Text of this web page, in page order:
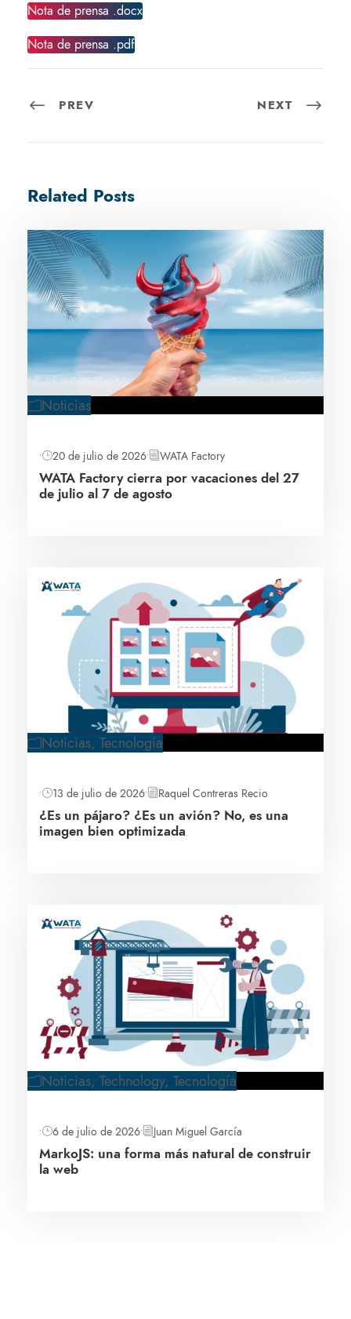
Nota de prensa .docx
Nota de prensa .pdf
PREV NEXT
Related Posts
Noticias
• 20 de julio de 2026• WATA Factory
WATA Factory cierra por vacaciones del 27
de julio al 7 de agosto
Noticias, Tecnología
• 13 de julio de 2026• Raquel Contreras Recio
¿Es un pájaro? ¿Es un avión? No, es una
imagen bien optimizada
Noticias, Technology, Tecnología
• 6 de julio de 2026• Juan Miguel García
MarkoJS: una forma más natural de construir
la web